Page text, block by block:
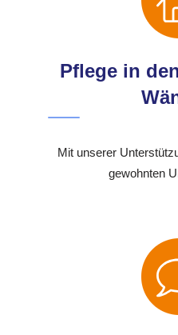
Pflege in
Mit unserer
gewohnten